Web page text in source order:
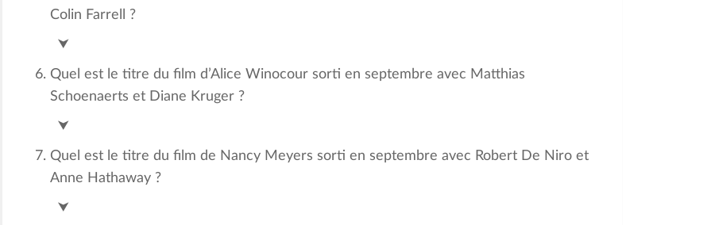
Colin Farrell ?
Prémonitions
⮟
Quel est le titre du film d’Alice Winocour sorti en septembre avec Matthias
Schoenaerts et Diane Kruger ?
Maryland
⮟
Quel est le titre du film de Nancy Meyers sorti en septembre avec Robert De Niro et
Anne Hathaway ?
Le nouveau stagiaire
⮟